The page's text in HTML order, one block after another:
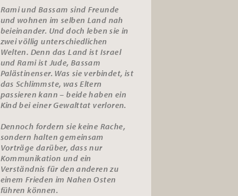
Rami und Bassam sind Freunde
und wohnen im selben Land nah
beieinander. Und doch leben sie in
zwei völlig unterschiedlichen
Welten. Denn das Land ist Israel
und Rami ist Jude, Bassam
Palästinenser. Was sie verbindet, ist
das Schlimmste, was Eltern
passieren kann – beide haben ein
Kind bei einer Gewalttat verloren.
Dennoch fordern sie keine Rache,
sondern halten gemeinsam
Vorträge darüber, dass nur
Kommunikation und ein
Verständnis für den anderen zu
einem Frieden im Nahen Osten
führen können.